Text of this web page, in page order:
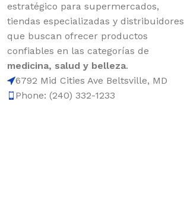
estratégico para supermercados,
tiendas especializadas y distribuidores
que buscan ofrecer productos
confiables en las categorías de
medicina, salud y belleza.
6792 Mid Cities Ave Beltsville, MD
Phone: (240) 332-1233